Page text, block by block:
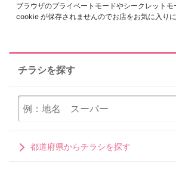
ブラウザのプライベートモードやシークレット
cookie が保存されませんのでお店をお気に入りに
チラシを探す
都道府県からチラシを探す